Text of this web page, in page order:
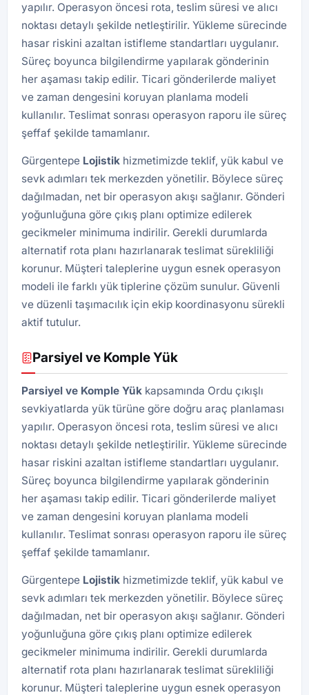
yapılır. Operasyon öncesi rota, teslim süresi ve alıcı
noktası detaylı şekilde netleştirilir. Yükleme sürecinde
hasar riskini azaltan istifleme standartları uygulanır.
Süreç boyunca bilgilendirme yapılarak gönderinin
her aşaması takip edilir. Ticari gönderilerde maliyet
ve zaman dengesini koruyan planlama modeli
kullanılır. Teslimat sonrası operasyon raporu ile süreç
şeffaf şekilde tamamlanır.
Gürgentepe Lojistik hizmetimizde teklif, yük kabul ve
sevk adımları tek merkezden yönetilir. Böylece süreç
dağılmadan, net bir operasyon akışı sağlanır. Gönderi
yoğunluğuna göre çıkış planı optimize edilerek
gecikmeler minimuma indirilir. Gerekli durumlarda
alternatif rota planı hazırlanarak teslimat sürekliliği
korunur. Müşteri taleplerine uygun esnek operasyon
modeli ile farklı yük tiplerine çözüm sunulur. Güvenli
ve düzenli taşımacılık için ekip koordinasyonu sürekli
aktif tutulur.
Parsiyel ve Komple Yük
Parsiyel ve Komple Yük kapsamında Ordu çıkışlı
sevkiyatlarda yük türüne göre doğru araç planlaması
yapılır. Operasyon öncesi rota, teslim süresi ve alıcı
noktası detaylı şekilde netleştirilir. Yükleme sürecinde
hasar riskini azaltan istifleme standartları uygulanır.
Süreç boyunca bilgilendirme yapılarak gönderinin
her aşaması takip edilir. Ticari gönderilerde maliyet
ve zaman dengesini koruyan planlama modeli
kullanılır. Teslimat sonrası operasyon raporu ile süreç
şeffaf şekilde tamamlanır.
Gürgentepe Lojistik hizmetimizde teklif, yük kabul ve
sevk adımları tek merkezden yönetilir. Böylece süreç
dağılmadan, net bir operasyon akışı sağlanır. Gönderi
yoğunluğuna göre çıkış planı optimize edilerek
gecikmeler minimuma indirilir. Gerekli durumlarda
alternatif rota planı hazırlanarak teslimat sürekliliği
korunur. Müşteri taleplerine uygun esnek operasyon